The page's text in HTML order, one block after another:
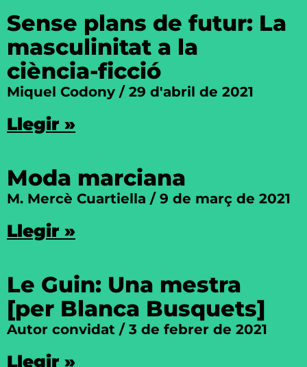
Sense plans de futur: La
masculinitat a la
ciència-ficció
Miquel Codony 29 d'abril de 2021
Llegir »
Moda marciana
M. Mercè Cuartiella 9 de març de 2021
Llegir »
Le Guin: Una mestra
[per Blanca Busquets]
Autor convidat 3 de febrer de 2021
Llegir »